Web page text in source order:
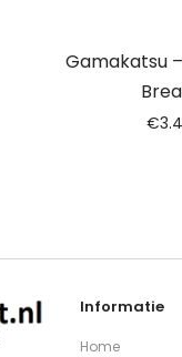
Gamakatsu
€
Informatie
Home